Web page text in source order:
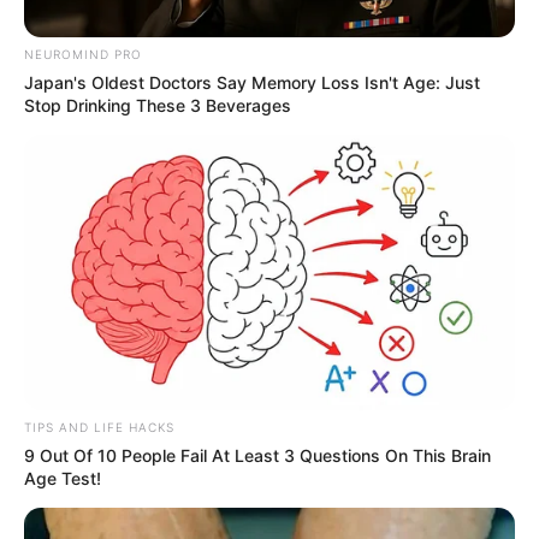
Wilson S.
La situación ocurrió durante la noche de este jueves.
Febrero 12, 2021
NEUROMIND PRO
Japan's Oldest Doctors Say Memory Loss Isn't Age: Just
Stop Drinking These 3 Beverages
TIPS AND LIFE HACKS
9 Out Of 10 People Fail At Least 3 Questions On This Brain
Age Test!